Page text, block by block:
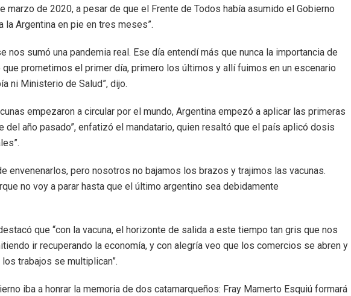
marzo de 2020, a pesar de que el Frente de Todos había asumido el Gobierno
la Argentina en pie en tres meses”.
nos sumó una pandemia real. Ese día entendí más que nunca la importancia de
prometimos el primer día, primero los últimos y allí fuimos en un escenario
ni Ministerio de Salud”, dijo.
empezaron a circular por el mundo, Argentina empezó a aplicar las primeras
del año pasado”, enfatizó el mandatario, quien resaltó que el país aplicó dosis
envenenarlos, pero nosotros no bajamos los brazos y trajimos las vacunas.
no voy a parar hasta que el último argentino sea debidamente
que “con la vacuna, el horizonte de salida a este tiempo tan gris que nos
ir recuperando la economía, y con alegría veo que los comercios se abren y
trabajos se multiplican”.
iba a honrar la memoria de dos catamarqueños: Fray Mamerto Esquiú formará